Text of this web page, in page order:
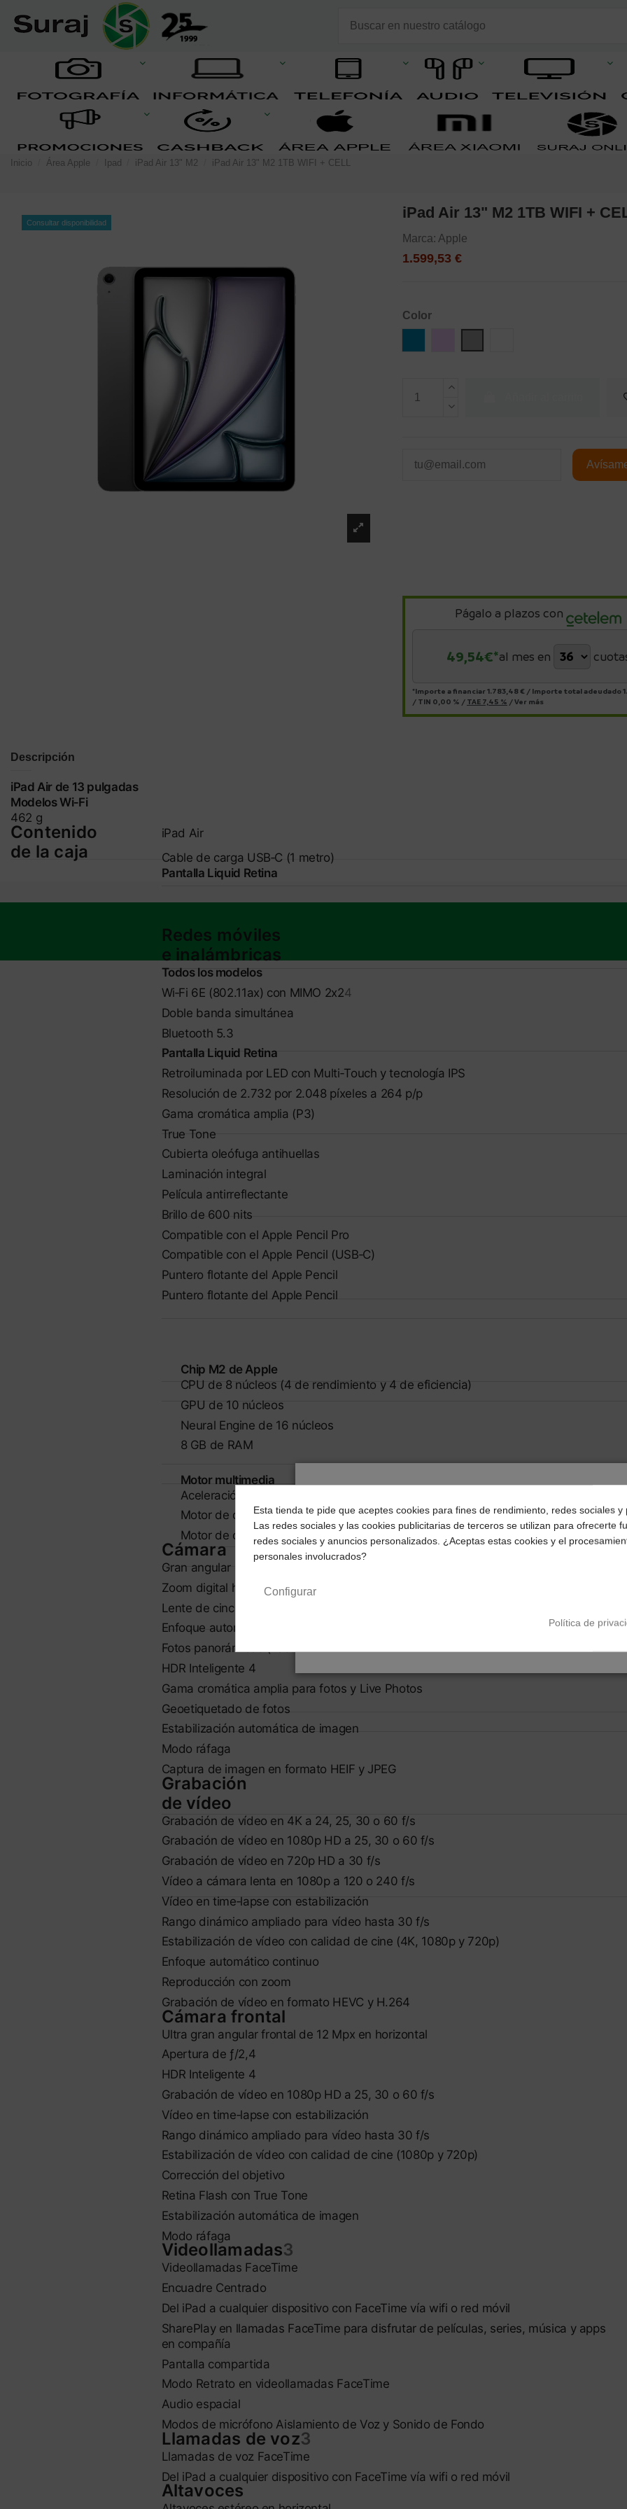
Inicio Área Apple Ipad iPad Air 13" M2 iPad Air 13" M2 1TB WIFI + CELL
Consultar disponibilidad
iPad Air 13" M2 1TB WIFI +
Marca: Apple
1.599,53 €
Color
Págalo a plazos con
49,54€*al mes en
*Importe a financiar 1.783,48 € / Importe total adeudado
/ TIN 0,00 % / TAE 7,45 % /Ver más
Descripción
iPad Air de 13 pulgadas
Modelos Wi‑Fi
462 g
Contenido
de la caja
iPad Air
Cable de carga USB‑C (1 metro)
Pantalla Liquid Retina
Redes móviles
e inalámbricas
Todos los modelos
Wi‑Fi 6E (802.11ax) con MIMO 2x24
Doble banda simultánea
Bluetooth 5.3
Pantalla Liquid Retina
Retroiluminada por LED con Multi‑Touch y tecnología IPS
Resolución de 2.732 por 2.048 píxeles a 264 p/p
Gama cromática amplia (P3)
True Tone
Cubierta oleófuga antihuellas
Laminación integral
Película antirreflectante
Brillo de 600 nits
Compatible con el Apple Pencil Pro
Compatible con el Apple Pencil (USB‑C)
Puntero flotante del Apple Pencil
Puntero flotante del Apple Pencil
Chip M2 de Apple
CPU de 8 núcleos (4 de rendimiento y 4 de eficiencia)
GPU de 10 núcleos
Neural Engine de 16 núcleos
8 GB de RAM
Motor multimedia
Aceleración de hardware para H.264 y HEVC
Motor de decodificación de vídeo
Motor de codificación de vídeo
Cámara
Gran angular de 12 Mpx y apertura de ƒ/1,8
Zoom digital hasta x5
Lente de cinco elementos
Enfoque automático con Focus Pixels
Fotos panorámicas (hasta 63 Mpx)
HDR Inteligente 4
Gama cromática amplia para fotos y Live Photos
Geoetiquetado de fotos
Estabilización automática de imagen
Modo ráfaga
Captura de imagen en formato HEIF y JPEG
Grabación
de vídeo
Grabación de vídeo en 4K a 24, 25, 30 o 60 f/s
Grabación de vídeo en 1080p HD a 25, 30 o 60 f/s
Grabación de vídeo en 720p HD a 30 f/s
Vídeo a cámara lenta en 1080p a 120 o 240 f/s
Vídeo en time‑lapse con estabili­zación
Rango dinámico ampliado para vídeo hasta 30 f/s
Estabilización de vídeo con calidad de cine (4K, 1080p y 720p)
Enfoque automático continuo
Reproducción con zoom
Grabación de vídeo en formato HEVC y H.264
Cámara frontal
Ultra gran angular frontal de 12 Mpx en horizontal
Apertura de ƒ/2,4
HDR Inteligente 4
Grabación de vídeo en 1080p HD a 25, 30 o 60 f/s
Vídeo en time‑lapse con estabili­zación
Rango dinámico ampliado para vídeo hasta 30 f/s
Estabilización de vídeo con calidad de cine (1080p y 720p)
Corrección del objetivo
Retina Flash con True Tone
Estabilización automática de imagen
Modo ráfaga
Videollamadas3
Videollamadas FaceTime
Encuadre Centrado
Del iPad a cualquier dispositivo con FaceTime vía wifi o red móvil
SharePlay en llamadas FaceTime para disfrutar de películas, series, música y apps
en compañía
Pantalla compartida
Modo Retrato en videollamadas FaceTime
Audio espacial
Modos de micrófono Aislamiento de Voz y Sonido de Fondo
Llamadas de voz3
Llamadas de voz FaceTime
Del iPad a cualquier dispositivo con FaceTime vía wifi o red móvil
Altavoces
¿Dónde deseas recibir tu pedido?
Selecciona tu ubicación para mostrarte los precios e
impuestos correctos para tu región.
Esta tienda te pide que aceptes cookies para fines de rendimiento, redes sociales y
Las redes sociales y las cookies publicitarias de terceros se utilizan para ofrecerte
redes sociales y anuncios personalizados. ¿Aceptas estas cookies y el
personales involucrados?
Configurar
Política de